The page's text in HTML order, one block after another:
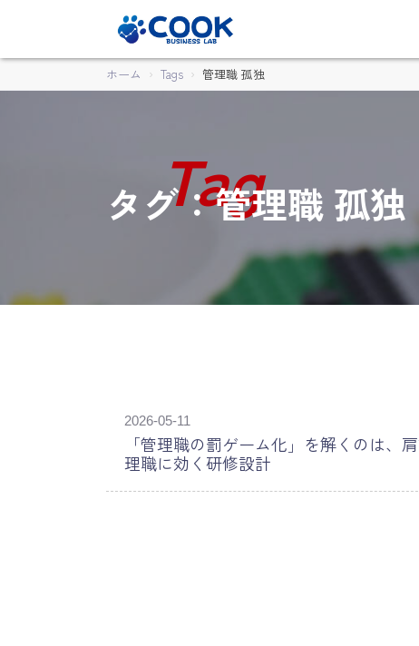
ホーム Tags 管理職 孤独
タグ：管理職 孤独
2026-05-11
「管理職の罰ゲーム化」を解くのは
理職に効く研修設計